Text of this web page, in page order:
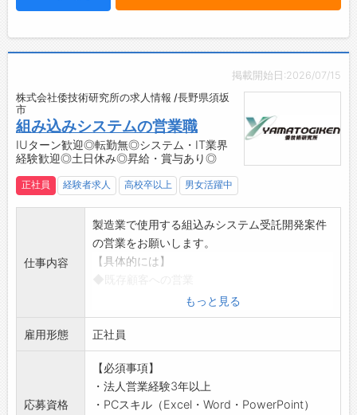
受託開発！
営基盤を持つ！
・常駐型ではなく、社内で開発することを大切
掲載開始日:2026/07/15
株式会社倭技術研究所の求人情報 /長野県須坂
市
組み込みシステムの営業職
IUターン歓迎◎転勤無◎システム・IT業界
経験歓迎◎土日休み◎昇給・賞与あり◎
正社員 経験者求人 高校卒以上 男女活躍中
仕事内容
製造業で使用する組込みシステム受託開発案件
の営業をお願いします。
【具体的には】
・お客様（北信メイン）へのヒアリング
・課題選定～システム提案
・社内のシステムエンジニアと打ち合わせ
・提案内容作成
・受注～社内受託開発～納品のサポート
・納品後のアフターフォロー
◆新規顧客への営業
もっと見る
雇用形態 正社員
応募資格
【必須事項】
・法人営業経験3年以上
・PCスキル（Excel・Word・PowerPoint）